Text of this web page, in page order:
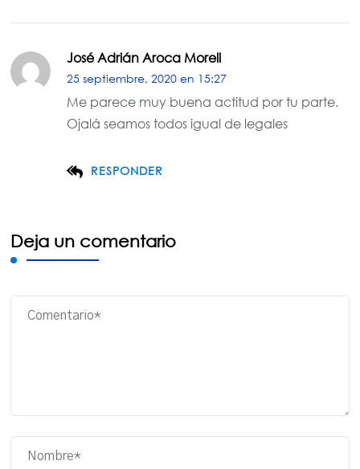
José Adrián Aroca Morell
25 septiembre, 2020 en 15:27
RESPONDER
Me parece muy buena actitud por tu parte.
Ojalá seamos todos igual de legales
Deja un comentario